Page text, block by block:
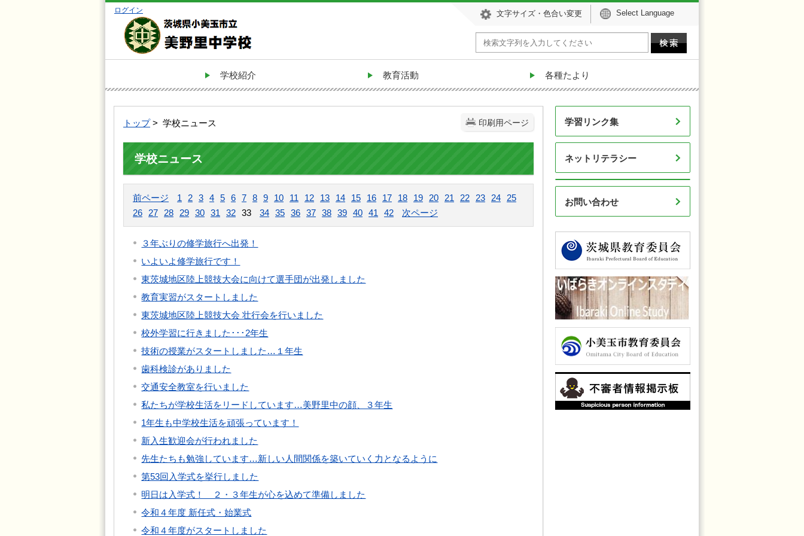
文字サイズ・色合い変更 Select Language
ログイン
学校紹介 教育活動 各種たより
印刷用ページ
トップ> 学校ニュース
学校ニュース
前ページ 1 2 3 4 5 6 7 8 9 10 11 12 13 14 15 16 17 18 19 20 21 22 23 24
25
26
27 28 29 30 31 32 33 34 35 36 37 38 39 40 41 42 次ページ
３年ぶりの修学旅行へ出発！
いよいよ修学旅行です！
東茨城地区陸上競技大会に向けて選手団が出発しました
教育実習がスタートしました
東茨城地区陸上競技大会 壮行会を行いました
校外学習に行きました･･･2年生
技術の授業がスタートしました…１年生
歯科検診がありました
交通安全教室を行いました
私たちが学校生活をリードしています…美野里中の顔、３年生
1年生も中学校生活を頑張っています！
新入生歓迎会が行われました
先生たちも勉強しています…新しい人間関係を築いていく力となるように
第53回入学式を挙行しました
明日は入学式！ ２・３年生が心を込めて準備しました
令和４年度 新任式・始業式
令和４年度がスタートしました
学習リンク集
ネットリテラシー
お問い合わせ